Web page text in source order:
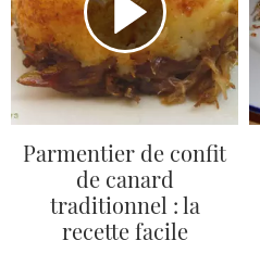
Parmentier de confit
de canard
traditionnel : la
recette facile